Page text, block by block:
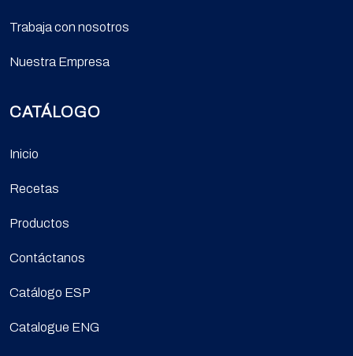
Trabaja con nosotros
Nuestra Empresa
CATÁLOGO
Inicio
Recetas
Productos
Contáctanos
Catálogo ESP
Catalogue ENG